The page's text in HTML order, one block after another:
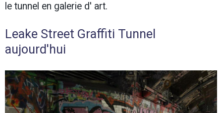
le tunnel en galerie d' art.
Leake Street Graffiti Tunnel
aujourd'hui